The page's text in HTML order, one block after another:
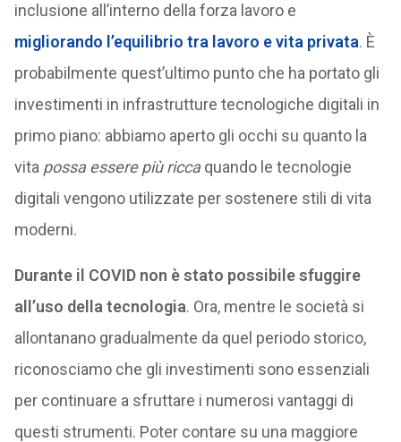
inclusione all’interno della forza lavoro e
migliorando l’equilibrio tra lavoro e vita privata. È
probabilmente quest’ultimo punto che ha portato gli
investimenti in infrastrutture tecnologiche digitali in
primo piano: abbiamo aperto gli occhi su quanto la
vita possa essere più riccaquando le tecnologie
digitali vengono utilizzate per sostenere stili di vita
moderni.
Durante il COVID non è stato possibile sfuggire
all’uso della tecnologia. Ora, mentre le società si
allontanano gradualmente da quel periodo storico,
riconosciamo che gli investimenti sono essenziali
per continuare a sfruttare i numerosi vantaggi di
questi strumenti. Poter contare su una maggiore